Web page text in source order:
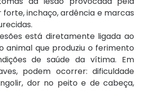
forte, inchaço, ardência e marcas
está diretamente ligada ao
animal que produziu o ferimento
de saúde da vítima. Em
podem ocorrer: dificuldade
dor no peito e de cabeça,